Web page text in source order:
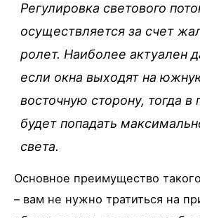
Регулировка светового
осуществляется за счет
ролет. Наиболее актуален
если окна выходят на
восточную сторону, тогда
будет попадать
света.
Основное преимущество
– вам не нужно тратиться на